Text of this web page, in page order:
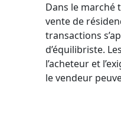
Dans le marché
vente de
transactions
d’équilibriste.
l’acheteur et
le vendeur